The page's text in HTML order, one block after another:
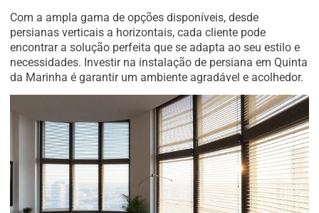
Com a ampla gama de opções disponíveis, desde
persianas verticais a horizontais, cada cliente pode
encontrar a solução perfeita que se adapta ao seu estilo e
necessidades. Investir na instalação de persiana em Quinta
da Marinha é garantir um ambiente agradável e acolhedor.